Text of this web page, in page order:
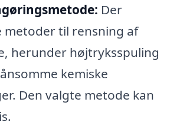
Der
metoder til rensning af
herunder højtryksspuling
kemiske
Den valgte metode kan